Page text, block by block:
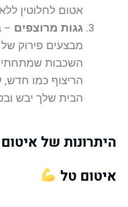
אטום לחלוטין
גגות מרוצפים –
מבצעים פירוק
השכבות
הריצוף כמו
הבית שלך יבש
היתרונות של
איטום טל